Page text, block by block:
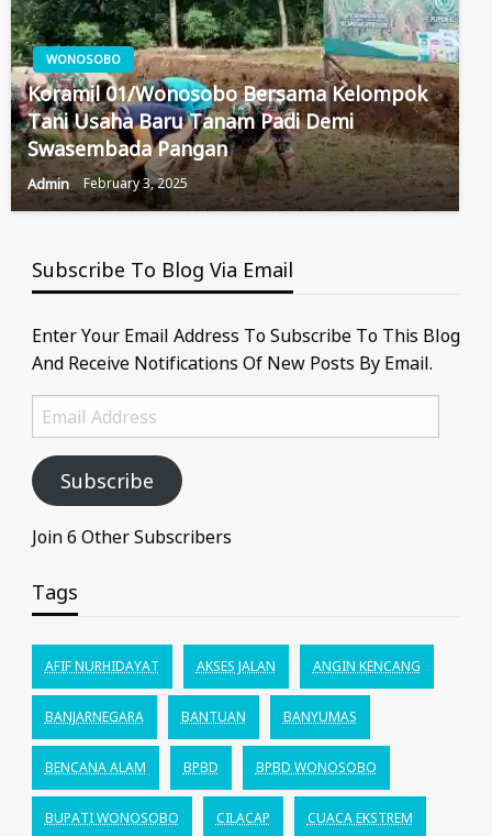
WONOSOBO
Koramil 01/Wonosobo Bersama Kelompok
Tani Usaha Baru Tanam Padi Demi
Swasembada Pangan
Admin February 3, 2025
Subscribe To Blog Via Email
Enter Your Email Address To Subscribe To This Blog
And Receive Notifications Of New Posts By Email.
Email
Address
Subscribe
Join 6 Other Subscribers
Tags
AFIF NURHIDAYAT AKSES JALAN ANGIN KENCANG
BANJARNEGARA BANTUAN BANYUMAS
BENCANA ALAM BPBD BPBD WONOSOBO
BUPATI WONOSOBO CILACAP CUACA EKSTREM